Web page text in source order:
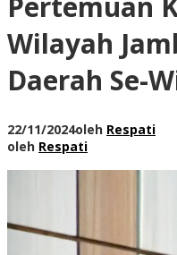
Wilayah
Daerah Se-
22/11/2024oleh Respati
oleh Respati